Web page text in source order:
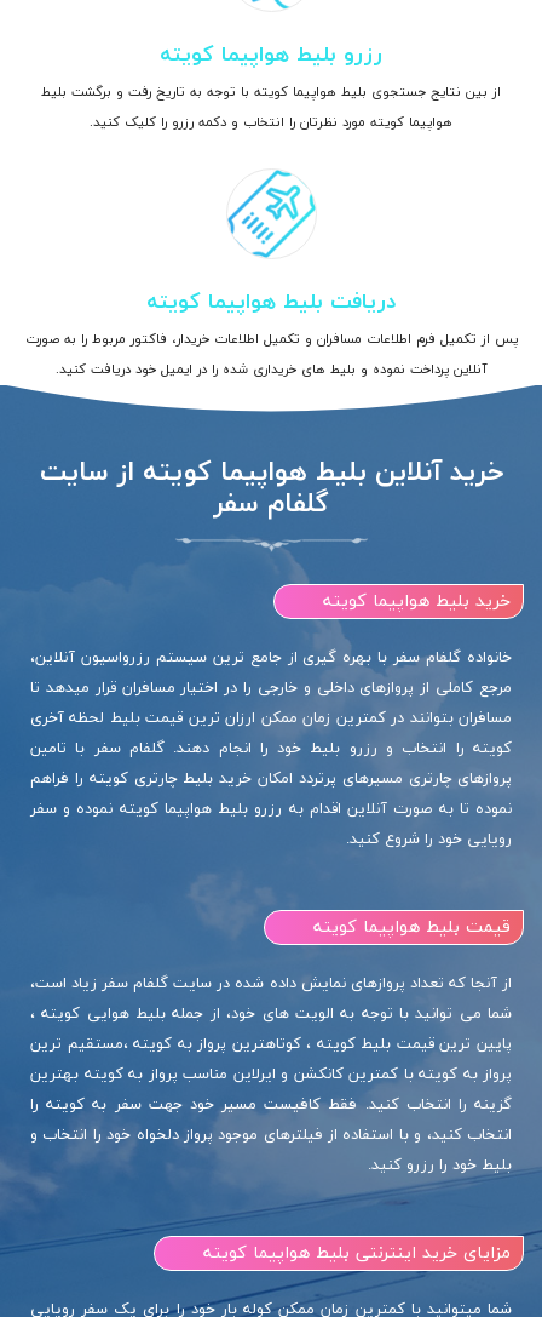
رزرو بلیط هواپیما کویته
از بین نتایج جستجوی بلیط هواپیما کویته با توجه به تاریخ رفت و برگشت بلیط
هواپیما کویته مورد نظرتان را انتخاب و دکمه رزرو را کلیک کنید.
دریافت بلیط هواپیما کویته
پس از تکمیل فرم اطلاعات مسافران و تکمیل اطلاعات خریدار، فاکتور مربوط را به صورت
آنلاین پرداخت نموده و بلیط های خریداری شده را در ایمیل خود دریافت کنید.
خرید آنلاین بلیط هواپیما کویته از سایت
گلفام سفر
خرید بلیط هواپیما کویته
خانواده گلفام سفر با بهره گیری از جامع ترین سیستم رزرواسیون آنلاین،
مرجع کاملی از پروازهای داخلی و خارجی را در اختیار مسافران قرار میدهد تا
مسافران بتوانند در کمترین زمان ممکن ارزان ترین قیمت بلیط لحظه آخری
کویته را انتخاب و رزرو بلیط خود را انجام دهند. گلفام سفر با تامین
پروازهای چارتری مسیرهای پرتردد امکان خرید بلیط چارتری کویته را فراهم
نموده تا به صورت آنلاین اقدام به رزرو بلیط هواپیما کویته نموده و سفر
رویایی خود را شروع کنید.
قیمت بلیط هواپیما کویته
از آنجا که تعداد پروازهای نمایش داده شده در سایت گلفام سفر زیاد است،
شما می توانید با توجه به الویت های خود، از جمله بلیط هوایی کویته ،
پایین ترین قیمت بلیط کویته ، کوتاهترین پرواز به کویته ،مستقیم ترین
پرواز به کویته با کمترین کانکشن و ایرلاین مناسب پرواز به کویته بهترین
گزینه را انتخاب کنید. فقط کافیست مسیر خود جهت سفر به کویته را
انتخاب کنید، و با استفاده از فیلترهای موجود پرواز دلخواه خود را انتخاب و
بلیط خود را رزرو کنید.
مزایای خرید اینترنتی بلیط هواپیما کویته
شما میتوانید با کمترین زمان ممکن کوله بار خود را برای یک سفر رویایی